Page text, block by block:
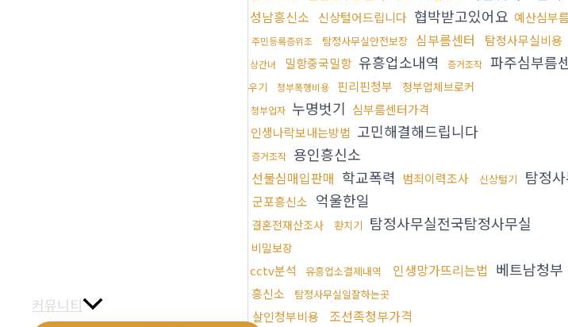
커뮤니티
성남흥신소
신상털어드립니다 협박받고있어요 예산심부
주민등록증위조 탐정사무실안전보장 심부름센터 탐정사무실비용
상간녀
밀항중국밀항 유흥업소내역 증거조작 파주심부름
우기
청부폭행비용 핀리핀청부 청부업체브로커
청부업자 누명벗기 심부름센터가격
인생나락보내는방법 고민해결해드립니다
증거조작 용인흥신소
선불심매입판매 학교폭력 범죄이력조사 신상털기 탐정
군포흥신소 억울한일
결혼전재산조사 환치기 탐정사무실전국탐정사무실
비밀보장
cctv분석 유흥업소결제내역 인생망가뜨리는법 베트남청부
흥신소 탐정사무실일잘하는곳
살인청부비용 조선족청부가격